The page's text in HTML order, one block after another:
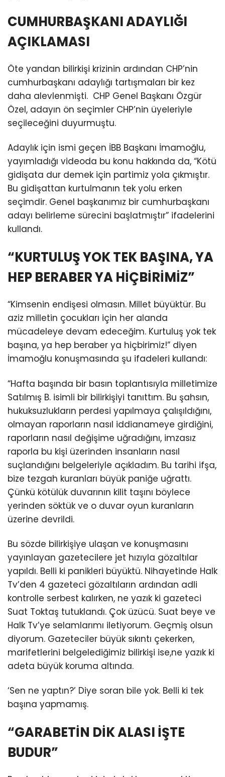
CUMHURBAŞKANI ADAYLIĞI
AÇIKLAMASI
Öte yandan bilirkişi krizinin ardından CHP’nin
cumhurbaşkanı adaylığı tartışmaları bir kez
daha alevlenmişti. CHP Genel Başkanı Özgür
Özel, adayın ön seçimler CHP’nin üyeleriyle
seçileceğini duyurmuştu.
Adaylık için ismi geçen İBB Başkanı İmamoğlu,
yayımladığı videoda bu konu hakkında da, “Kötü
gidişata dur demek için partimiz yola çıkmıştır.
Bu gidişattan kurtulmanın tek yolu erken
seçimdir. Genel başkanımız bir cumhurbaşkanı
adayı belirleme sürecini başlatmıştır” ifadelerini
kullandı.
“KURTULUŞ YOK TEK BAŞINA, YA
HEP BERABER YA HİÇBİRİMİZ”
“Kimsenin endişesi olmasın. Millet büyüktür. Bu
aziz milletin çocukları için her alanda
mücadeleye devam edeceğim. Kurtuluş yok tek
başına, ya hep beraber ya hiçbirimiz!” diyen
İmamoğlu konuşmasında şu ifadeleri kullandı:
“Hafta başında bir basın toplantısıyla milletimize
Satılmış B. isimli bir bilirkişiyi tanıttım. Bu şahsın,
hukuksuzlukların perdesi yapılmaya çalışıldığını,
olmayan raporların nasıl iddianameye girdiğini,
raporların nasıl değişime uğradığını, imzasız
raporla bu kişi üzerinden insanların nasıl
suçlandığını belgeleriyle açıkladım. Bu tarihi ifşa,
bize tezgah kuranları büyük paniğe uğrattı.
Çünkü kötülük duvarının kilit taşını böylece
yerinden söktük ve o duvar oyun kuranların
üzerine devrildi.
Bu sözde bilirkişiye ulaşan ve konuşmasını
yayınlayan gazetecilere jet hızıyla gözaltılar
yapıldı. Belli ki panikleri büyüktü. Nihayetinde Halk
Tv’den 4 gazeteci gözaltıların ardından adli
kontrolle serbest kalırken, ne yazık ki gazeteci
Suat Toktaş tutuklandı. Çok üzücü. Suat beye ve
Halk Tv’ye selamlarımı iletiyorum. Geçmiş olsun
diyorum. Gazeteciler büyük sıkıntı çekerken,
marifetlerini belgelediğimiz bilirkişi ise,ne yazık ki
adeta büyük koruma altında.
‘Sen ne yaptın?’ Diye soran bile yok. Belli ki tek
başına yapmamış.
“GARABETİN DİK ALASI İŞTE
BUDUR”